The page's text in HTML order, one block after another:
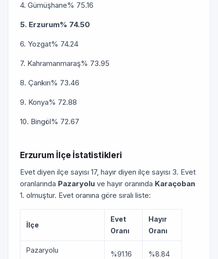
4. Gümüşhane% 75.16
5. Erzurum% 74.50
6. Yozgat% 74.24
7. Kahramanmaraş% 73.95
8. Çankırı% 73.46
9. Konya% 72.88
10. Bingöl% 72.67
Erzurum İlçe İstatistikleri
Evet diyen ilçe sayısı 17, hayır diyen ilçe sayısı 3. Evet
oranlarında Pazaryolu ve hayır oranında Karaçoban
1. olmuştur. Evet oranına göre sıralı liste:
İlçe
Evet
Oranı
Hayır
Oranı
Pazaryolu %91.16 %8.84